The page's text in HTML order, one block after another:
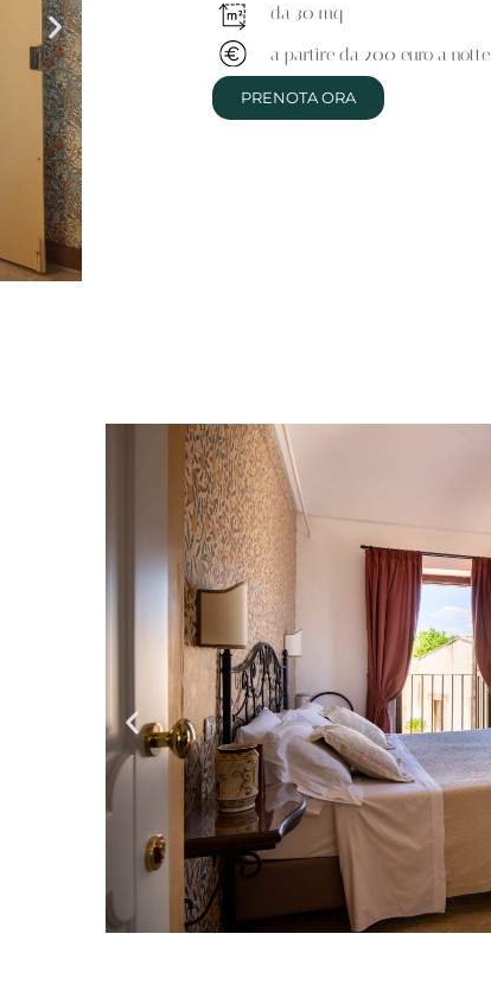
da 30 mq
a partire da 200 euro a notte
PRENOTA ORA